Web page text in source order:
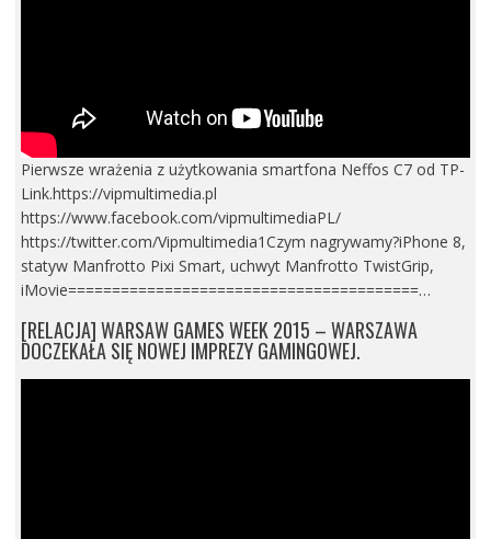
Pierwsze wrażenia z użytkowania smartfona Neffos C7 od TP-
Link.https://vipmultimedia.pl
https://www.facebook.com/vipmultimediaPL/
https://twitter.com/Vipmultimedia1Czym nagrywamy?iPhone 8,
statyw Manfrotto Pixi Smart, uchwyt Manfrotto TwistGrip,
iMovie========================================…
[RELACJA] WARSAW GAMES WEEK 2015 – WARSZAWA
DOCZEKAŁA SIĘ NOWEJ IMPREZY GAMINGOWEJ.